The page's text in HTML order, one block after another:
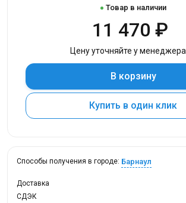
Товар в наличии
11 470 ₽
Цену уточняйте у менеджера
В корзину
Купить в один клик
Способы получения в городе: Барнаул
Доставка
СДЭК